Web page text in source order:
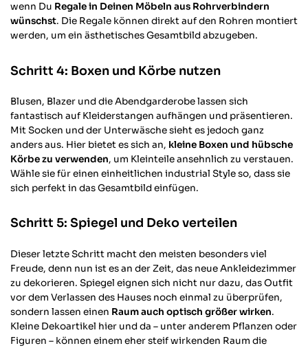
wenn Du Regale in Deinen Möbeln aus Rohrverbindern
wünschst. Die Regale können direkt auf den Rohren montiert
werden, um ein ästhetisches Gesamtbild abzugeben.
Schritt 4: Boxen und Körbe nutzen
Blusen, Blazer und die Abendgarderobe lassen sich
fantastisch auf Kleiderstangen aufhängen und präsentieren.
Mit Socken und der Unterwäsche sieht es jedoch ganz
anders aus. Hier bietet es sich an, kleine Boxen und hübsche
Körbe zu verwenden, um Kleinteile ansehnlich zu verstauen.
Wähle sie für einen einheitlichen industrial Style so, dass sie
sich perfekt in das Gesamtbild einfügen.
Schritt 5: Spiegel und Deko verteilen
Dieser letzte Schritt macht den meisten besonders viel
Freude, denn nun ist es an der Zeit, das neue Ankleidezimmer
zu dekorieren. Spiegel eignen sich nicht nur dazu, das Outfit
vor dem Verlassen des Hauses noch einmal zu überprüfen,
sondern lassen einen Raum auch optisch größer wirken.
Kleine Dekoartikel hier und da – unter anderem Pflanzen oder
Figuren – können einem eher steif wirkenden Raum die